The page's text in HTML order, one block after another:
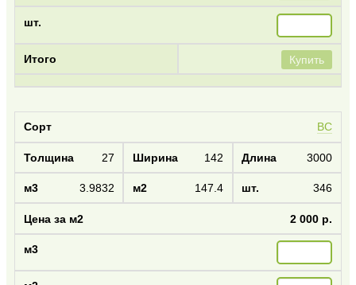
Купить
BC
27 142 3000
3.9832 147.4 346
2 000 р.